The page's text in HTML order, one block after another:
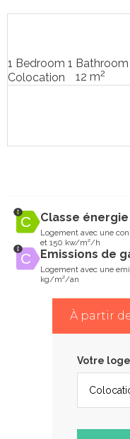
1 Bedroom 1
Colocation
12 m2
Classe énergie
Logement avec une
et 150 kw/m²/h
Emissions de
Logement avec une
kg/m²/an
À partir
Votre